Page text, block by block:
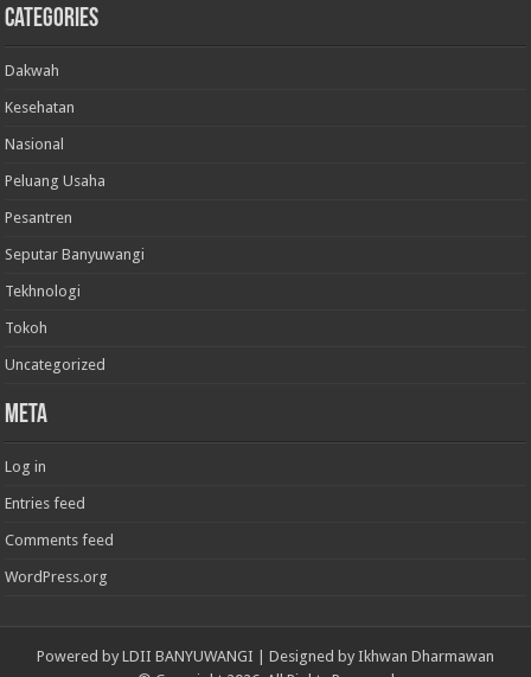
Categories
Dakwah
Kesehatan
Nasional
Peluang Usaha
Pesantren
Seputar Banyuwangi
Tekhnologi
Tokoh
Uncategorized
Meta
Log in
Entries feed
Comments feed
WordPress.org
Powered by LDII BANYUWANGI | Designed by Ikhwan Dharmawan